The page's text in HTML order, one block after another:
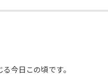
今日この頃です。